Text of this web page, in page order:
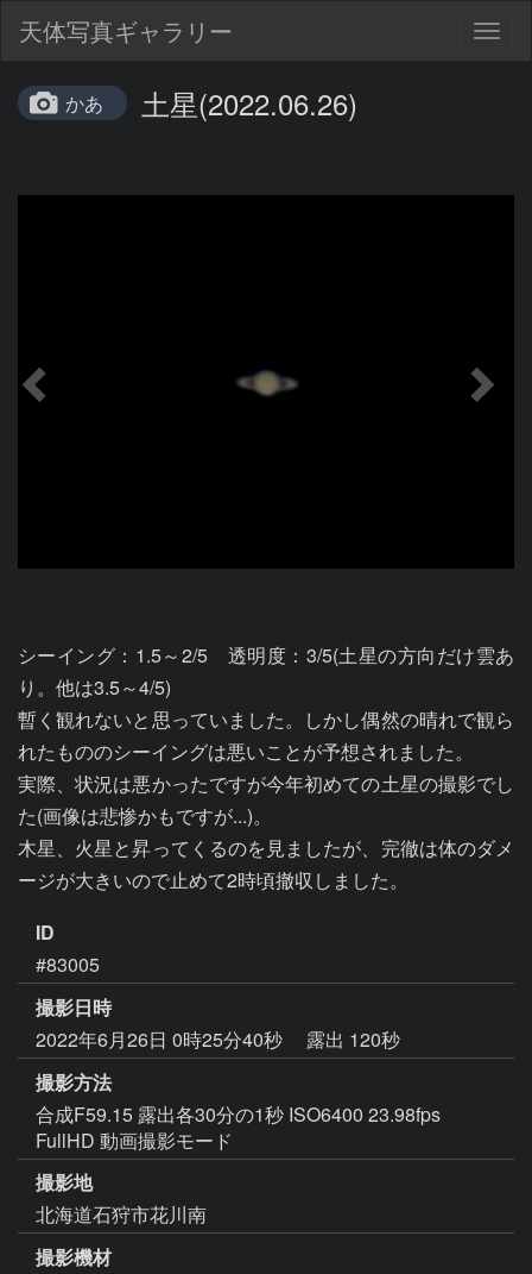
天体写真ギャラリー
かあ 土星(2022.06.26)
シーイング：1.5～2/5　透明度：3/5(土星の方向だけ雲あ
り。他は3.5～4/5)
暫く観れないと思っていました。しかし偶然の晴れで観ら
れたもののシーイングは悪いことが予想されました。
実際、状況は悪かったですが今年初めての土星の撮影でし
た(画像は悲惨かもですが...)。
木星、火星と昇ってくるのを見ましたが、完徹は体のダメ
ージが大きいので止めて2時頃撤収しました。
ID
#83005
撮影日時
2022年6月26日 0時25分40秒
露出 120秒
撮影方法
合成F59.15 露出各30分の1秒 ISO6400 23.98fps
FullHD 動画撮影モード
撮影地
北海道石狩市花川南
撮影機材